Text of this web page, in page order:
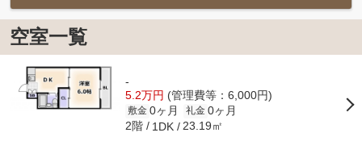
空室一覧
-
5.2万円 (管理費等：6,000円)
敷金 0ヶ月 礼金 0ヶ月
2階 1DK 23.19㎡